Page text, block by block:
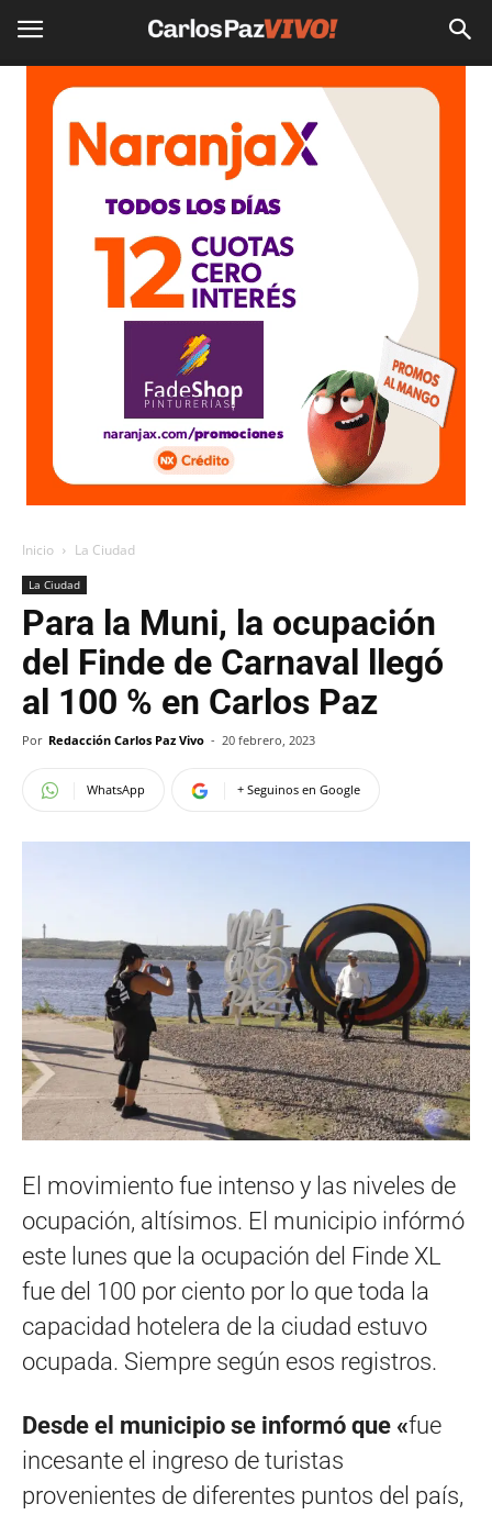
Inicio La Ciudad
La Ciudad
Para la Muni, la ocupación
del Finde de Carnaval llegó
al 100 % en Carlos Paz
Por Redacción Carlos Paz Vivo - 20 febrero, 2023
WhatsApp + Seguinos en Google
El movimiento fue intenso y las niveles de
ocupación, altísimos. El municipio infórmó
este lunes que la ocupación del Finde XL
fue del 100 por ciento por lo que toda la
capacidad hotelera de la ciudad estuvo
ocupada. Siempre según esos registros.
Desde el municipio se informó que «fue
incesante el ingreso de turistas
provenientes de diferentes puntos del país,